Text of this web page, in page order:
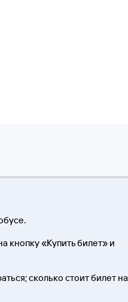
кнопку «Купить билет» и
сколько стоит билет на